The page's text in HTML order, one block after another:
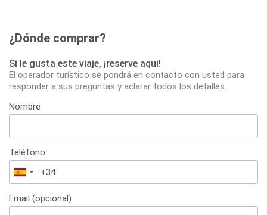
¿Dónde comprar?
Si le gusta este viaje, ¡reserve aqui!
El operador turístico se pondrá en contacto con usted para
responder a sus preguntas y aclarar todos los detalles.
Nombre
Teléfono
España
+34
Email (opcional)